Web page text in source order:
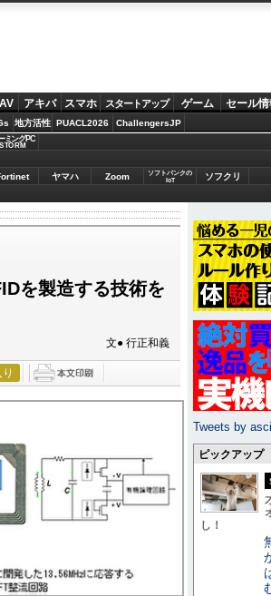
AV アキバ スマホ スタートアップ ゲーム セール情
地方活性 PUACL2026 ChallengersJP
ミングPC
STORM
ヤマハ Zoom
ソフトバンクの
IoT
ソフクリ
を製造する技術を
文● 行正和義
Tweets by
ピックアップ
し！